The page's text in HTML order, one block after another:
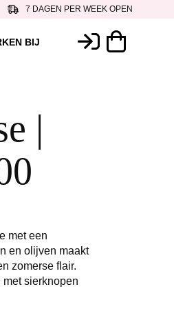
7 DAGEN PER WEEK OPEN
BIJ
|
met een
en olijven maakt
zomerse flair.
sierknopen